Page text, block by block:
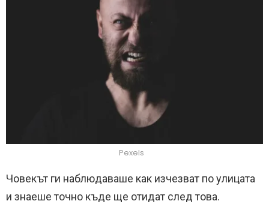
Pexels
Човекът ги наблюдаваше как изчезват по улицата
и знаеше точно къде ще отидат след това.